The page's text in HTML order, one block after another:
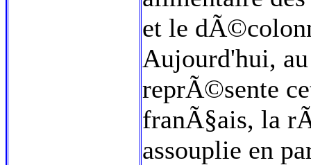
et le
Aujourd'hui,
reprÃ©sente
franÃ§ais, la
assouplie en